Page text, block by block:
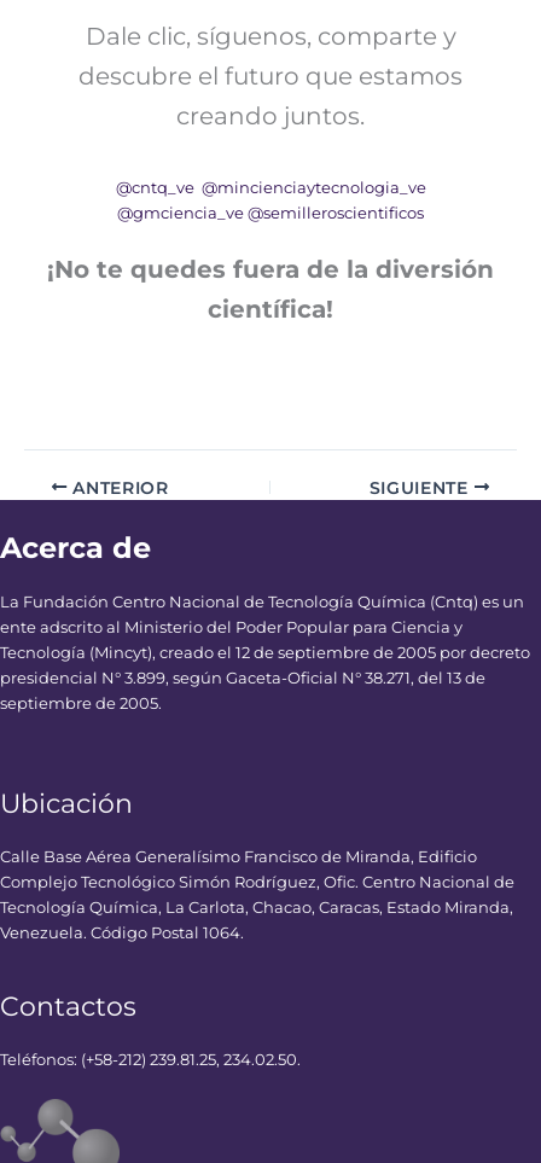
Dale clic, síguenos, comparte y
descubre el futuro que estamos
creando juntos.
@cntq_ve @mincienciaytecnologia_ve
@gmciencia_ve @semilleroscientificos
¡No te quedes fuera de la diversión
científica!
ANTERIOR SIGUIENTE
Acerca de
La Fundación Centro Nacional de Tecnología Química (Cntq) es un
ente adscrito al Ministerio del Poder Popular para Ciencia y
Tecnología (Mincyt), creado el 12 de septiembre de 2005 por decreto
presidencial N° 3.899, según Gaceta-Oficial N° 38.271, del 13 de
septiembre de 2005.
Ubicación
Calle Base Aérea Generalísimo Francisco de Miranda, Edificio
Complejo Tecnológico Simón Rodríguez, Ofic. Centro Nacional de
Tecnología Química, La Carlota, Chacao, Caracas, Estado Miranda,
Venezuela. Código Postal 1064.
Contactos
Teléfonos: (+58-212) 239.81.25, 234.02.50.